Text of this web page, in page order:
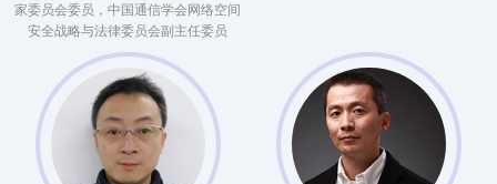
家委员会委员，中国通信学会网络空间
安全战略与法律委员会副主任委员